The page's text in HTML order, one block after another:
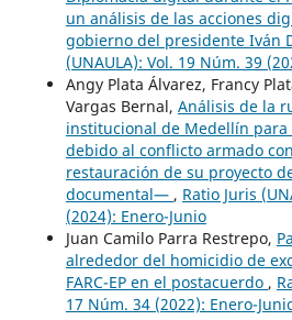
un análisis de las acciones
gobierno del presidente Iván
(UNAULA): Vol. 19 Núm. 39
Angy Plata Álvarez, Francy
Vargas Bernal, Análisis de la
institucional de Medellín para
debido al conflicto armado
restauración de su proyecto
documental— , Ratio Juris
(2024): Enero-Junio
Juan Camilo Parra Restrepo,
alrededor del homicidio de
FARC-EP en el postacuerdo ,
17 Núm. 34 (2022): Enero-